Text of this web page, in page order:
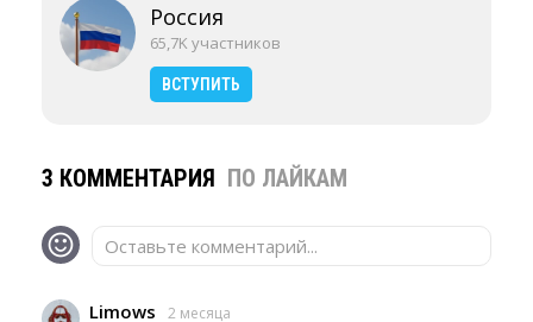
Россия
65,7K участников
ВСТУПИТЬ
3 КОММЕНТАРИЯ ПО ЛАЙКАМ
Оставьте комментарий...
Limows
2 месяца